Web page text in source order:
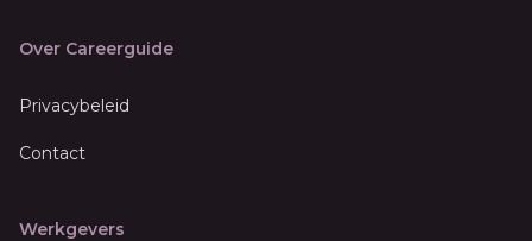
Over Careerguide
Privacybeleid
Contact
Werkgevers